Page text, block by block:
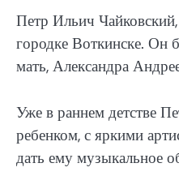
Петр Ильич
городке Воткинске. Он
мать, Александра
Уже в раннем детстве
ребенком, с яркими
дать ему музыкальное